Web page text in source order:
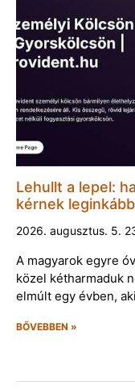
Lehullt a lepel:
kérnek
2026. augusztus. 5.
A magyarok egyre
közel kétharmaduk
elmúlt egy évben,
BŐVEBBEN »